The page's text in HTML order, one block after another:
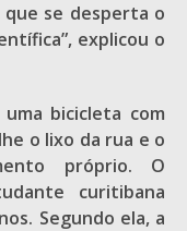
que se desperta o
explicou o
bicicleta com
o lixo da rua e o
próprio. O
curitibana
Segundo ela, a